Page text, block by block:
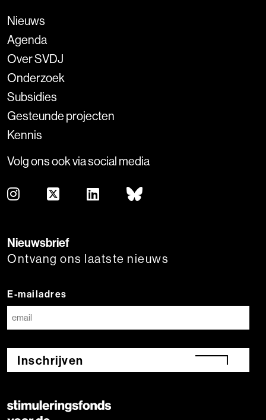
Nieuws
Agenda
Over SVDJ
Onderzoek
Subsidies
Gesteunde projecten
Kennis
Volg ons ook via social media
Nieuwsbrief
Ontvang ons laatste nieuws
E-mailadres
Inschrijven